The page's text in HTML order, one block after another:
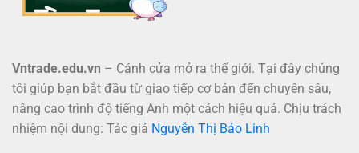
Vntrade.edu.vn – Cánh cửa mở ra thế giới. Tại đây chúng
tôi giúp bạn bắt đầu từ giao tiếp cơ bản đến chuyên sâu,
nâng cao trình độ tiếng Anh một cách hiệu quả. Chịu trách
nhiệm nội dung: Tác giả Nguyễn Thị Bảo Linh